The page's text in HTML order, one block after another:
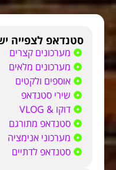
סטנדאפ לצפייה
מערכונים קצרים
מערכונים מלאים
אוספים ולקטים
שירי סטנדאפ
דוקו & VLOG
סטנדאפ מתורגם
מערכוני אנימציה
סטנדאפ לדתיים